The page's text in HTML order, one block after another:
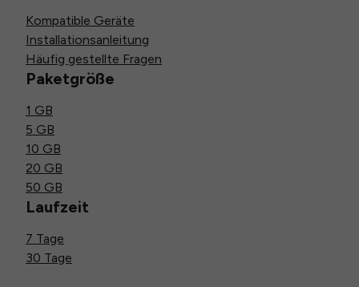
Kompatible Geräte
Installationsanleitung
Häufig gestellte Fragen
Paketgröße
1 GB
5 GB
10 GB
20 GB
50 GB
Laufzeit
7 Tage
30 Tage